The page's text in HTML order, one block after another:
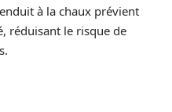
à la chaux prévient
réduisant le risque de